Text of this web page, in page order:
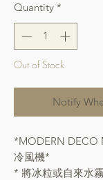
Quantity *
Out of Stock
Notify
*MODERN DECO
冷風機*
* 將冰粒或自來水